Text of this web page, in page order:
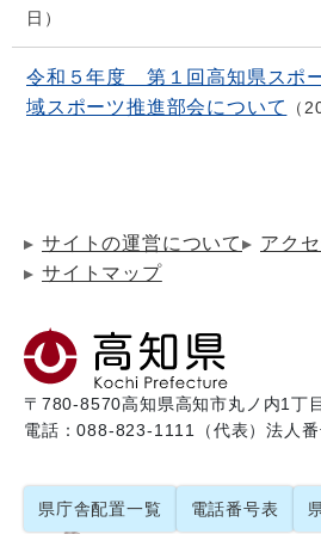
日
令和５年度 第１回高知県スポ
域スポーツ推進部会について
サイトの運営について
アク
サイトマップ
〒780-8570高知県高知市丸ノ内1丁
電話：088-823-1111（代表）法人
県庁舎配置一覧 電話番号表